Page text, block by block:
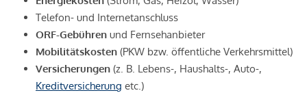
Telefon- und Internetanschluss
ORF-Gebühren und Fernsehanbieter
Mobilitätskosten (PKW bzw. öffentliche Verkehrsmittel)
Versicherungen (z. B. Lebens-, Haushalts-, Auto-,
Kreditversicherung etc.)